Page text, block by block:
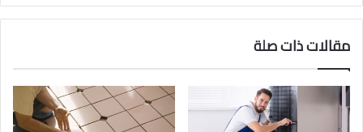
مقالات ذات صلة